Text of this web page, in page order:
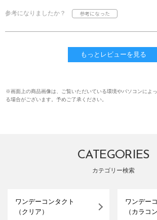
参考になりましたか？
もっとレビューを見る
※画面上の商品画像は、ご覧いただいている環境やパソコンによ
る場合がございます。予めご了承ください。
CATEGORIES
カテゴリー検索
ワンデーコンタクト
（クリア）
ワンデー
（カラコン